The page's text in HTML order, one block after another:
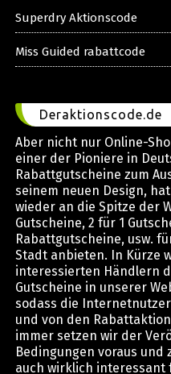
Superdry Aktionscode
Miss Guided rabattcode
Deraktionscode.de
Aber nicht nur Online-
einer der Pioniere in
Rabattgutscheine zum
seinem neuen Design,
wieder an die Spitze der
Gutscheine, 2 für 1
Rabattgutscheine, usw.
Stadt anbieten. In Kürze
interessierten Händlern
Gutscheine in unserer
sodass die
und von den
immer setzen wir der
Bedingungen voraus und
auch wirklich interessant